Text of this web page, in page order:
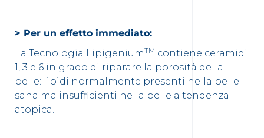
> Per un effetto immediato:
La Tecnologia LipigeniumTM contiene ceramidi
1, 3 e 6 in grado di riparare la porosità della
pelle: lipidi normalmente presenti nella pelle
sana ma insufficienti nella pelle a tendenza
atopica.